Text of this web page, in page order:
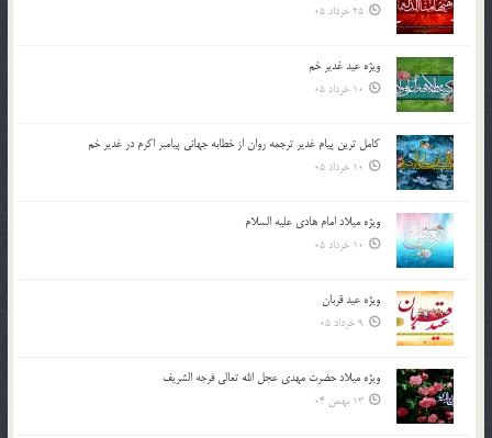
25 خرداد 05
ویژه عید غدیر خم
10 خرداد 05
کامل ترین پیام غدیر ترجمه روان از خطابه جهانی پیامبر اکرم در غدیر خم
10 خرداد 05
ویژه میلاد امام هادی علیه السلام
10 خرداد 05
ویژه عید قربان
9 خرداد 05
ویژه میلاد حضرت مهدی عجل الله تعالی فرجه الشريف
13 بهمن 04